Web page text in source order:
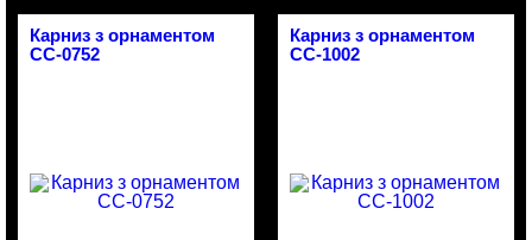
Карниз з орнаментом
CC-0752
Карниз з орнаментом
CC-1002